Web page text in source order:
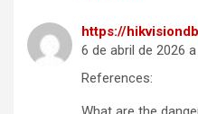
https://
6 de abril de 2026 a
References: